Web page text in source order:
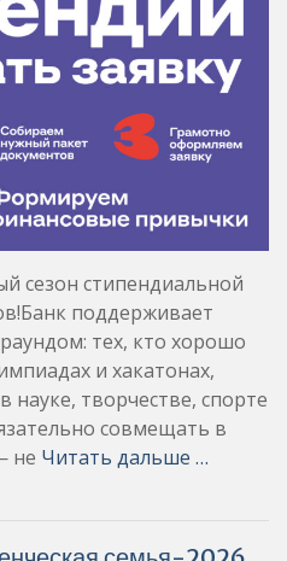
сезон стипендиальной
поддерживает
тех, кто хорошо
и хакатонах,
науке, творчестве, спорте
совмещать в
не Читать дальше …